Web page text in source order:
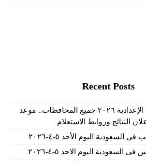
Recent Posts
نتيجة الشهادة الإعدادية ٢٠٢٦ جميع المحافظات.. موعد
النتائج وروابط الاستعلام
السعودية اليوم الأحد ٥-٤-٢٠٢٦
السعودية اليوم الاحد ٥-٤-٢٠٢٦